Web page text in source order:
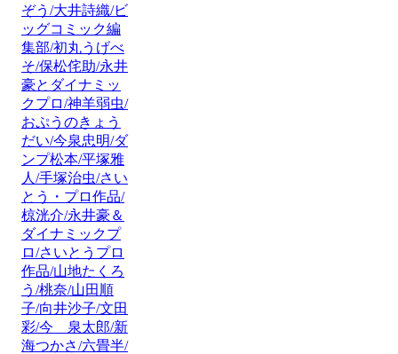
ぞう/大井詩織/ビ
ッグコミック編
集部/初丸うげべ
そ/保松侘助/永井
豪とダイナミッ
クプロ/神羊弱虫/
おぷうのきょう
だい/今泉忠明/ダ
ンプ松本/平塚雅
人/手塚治虫/さい
とう・プロ作品/
椋洸介/永井豪＆
ダイナミックプ
ロ/さいとうプロ
作品/山地たくろ
う/桃奈/山田順
子/向井沙子/文田
彩/今 泉太郎/新
海つかさ/六畳半/